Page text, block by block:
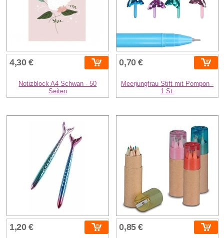
4,30 €
Notizblock A4 Schwan - 50
Seiten
0,70 €
Meerjungfrau Stift mit Pompon -
1 St.
1,20 € 0,85 €